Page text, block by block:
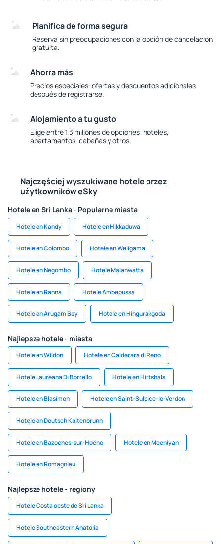
Planifica de forma segura
Reserva sin preocupaciones con la opción de cancelación
gratuita.
Ahorra más
Precios especiales, ofertas y descuentos adicionales
después de registrarse.
Alojamiento a tu gusto
Elige entre 1.3 millones de opciones: hoteles,
apartamentos, cabañas y otros.
Najczęściej wyszukiwane hotele przez
użytkowników eSky
Hotele en Sri Lanka - Popularne miasta
Hotele en Kandy Hotele en Hikkaduwa
Hotele en Colombo Hotele en Weligama
Hotele en Negombo Hotele Malanwatta
Hotele en Ranna Hotele Ambepussa
Hotele en Arugam Bay Hotele en Hingurakgoda
Najlepsze hotele - miasta
Hotele en Wildon Hotele en Calderara di Reno
Hotele Laureana Di Borrello Hotele en Hirtshals
Hotele en Blasimon Hotele en Saint-Sulpice-le-Verdon
Hotele en Deutsch Kaltenbrunn
Hotele en Bazoches-sur-Hoëne Hotele en Meeniyan
Hotele en Romagnieu
Najlepsze hotele - regiony
Hotele Costa oeste de Sri Lanka
Hotele Southeastern Anatolia